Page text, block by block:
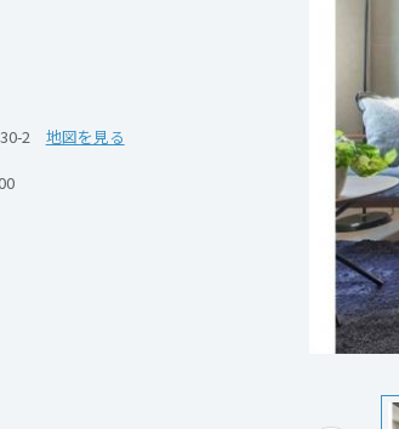
ジー（住まいの性能）
ーズギャラリー
ア
種施設
実例
ムメニュー
ション開発事業
事業
メンテナンス
ームグループ
2
地図を見る
み、１階でも広々した空間を
※見学日時についてご希望に
全予
土
東